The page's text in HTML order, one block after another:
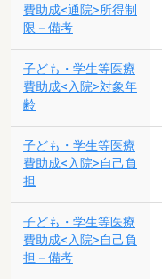
費助成<通院>所得制
限－備考
子ども・学生等医療
費助成<入院>対象年
齢
子ども・学生等医療
費助成<入院>自己負
担
子ども・学生等医療
費助成<入院>自己負
担－備考